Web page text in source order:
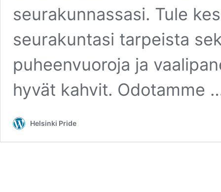
seurakunnassasi. Tule
seurakuntasi tarpeista
puheenvuoroja ja
hyvät kahvit. Odotamme
Helsinki Pride